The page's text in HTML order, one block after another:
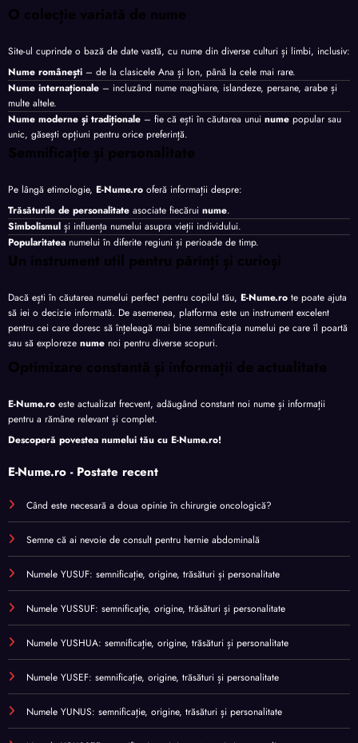
O colecție variată de nume
Site-ul cuprinde o bază de date vastă, cu nume din diverse culturi și limbi, inclusiv:
Nume românești – de la clasicele Ana și Ion, până la cele mai rare.
Nume internaționale – incluzând nume maghiare, islandeze, persane, arabe și
multe altele.
Nume moderne și tradiționale – fie că ești în căutarea unui nume popular sau
unic, găsești opțiuni pentru orice preferință.
Semnificație și personalitate
Pe lângă etimologie, E-Nume.ro oferă informații despre:
Trăsăturile de personalitate asociate fiecărui nume.
Simbolismul și influența numelui asupra vieții individului.
Popularitatea numelui în diferite regiuni și perioade de timp.
Un instrument util pentru părinți și curioși
Dacă ești în căutarea numelui perfect pentru copilul tău, E-Nume.ro te poate ajuta
să iei o decizie informată. De asemenea, platforma este un instrument excelent
pentru cei care doresc să înțeleagă mai bine semnificația numelui pe care îl poartă
sau să exploreze nume noi pentru diverse scopuri.
Optimizare constantă și informații de actualitate
E-Nume.ro este actualizat frecvent, adăugând constant noi nume și informații
pentru a rămâne relevant și complet.
Descoperă povestea numelui tău cu E-Nume.ro!
E-Nume.ro - Postate recent
Când este necesară a doua opinie în chirurgie oncologică?
Semne că ai nevoie de consult pentru hernie abdominală
Numele YUSUF: semnificație, origine, trăsături și personalitate
Numele YUSSUF: semnificație, origine, trăsături și personalitate
Numele YUSHUA: semnificație, origine, trăsături și personalitate
Numele YUSEF: semnificație, origine, trăsături și personalitate
Numele YUNUS: semnificație, origine, trăsături și personalitate